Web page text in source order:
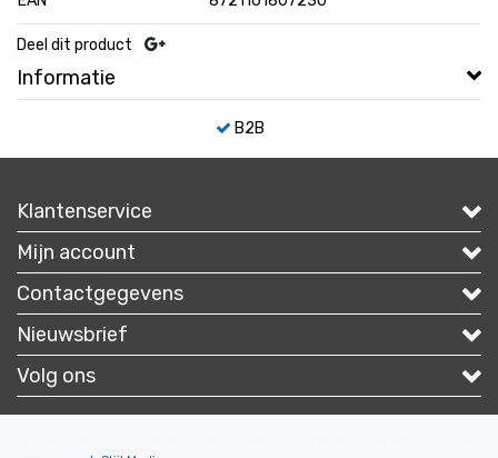
Deel dit product
Informatie
B2B
Klantenservice
Mijn account
Contactgegevens
Nieuwsbrief
Volg ons